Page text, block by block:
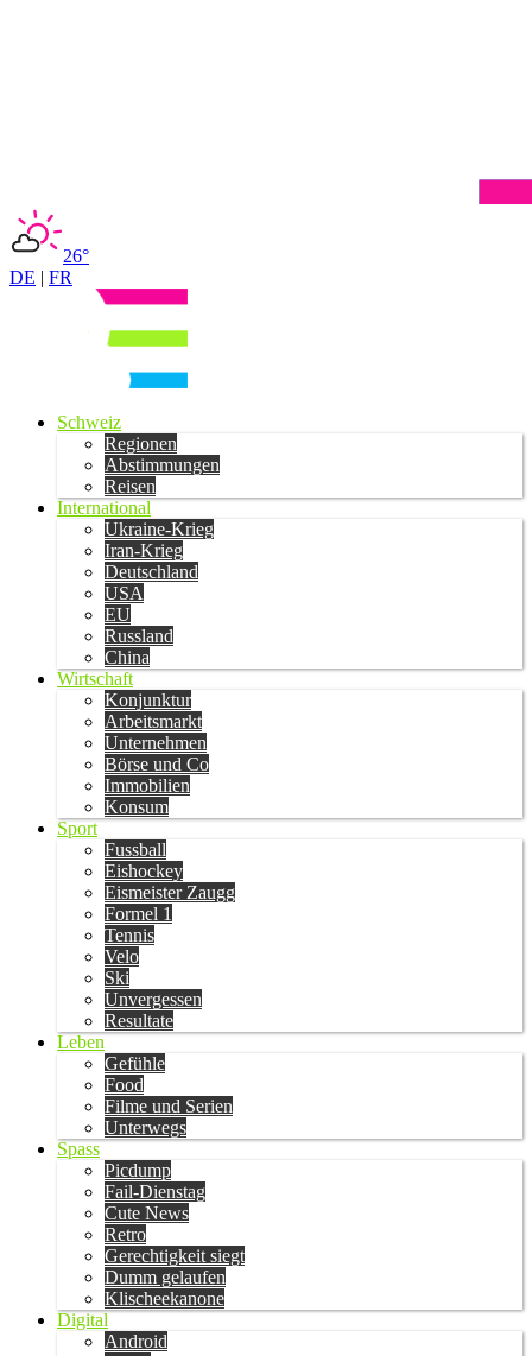
26°
DE | FR
Schweiz
Regionen
Abstimmungen
Reisen
International
Ukraine-Krieg
Iran-Krieg
Deutschland
USA
EU
Russland
China
Wirtschaft
Konjunktur
Arbeitsmarkt
Unternehmen
Börse und Co
Immobilien
Konsum
Sport
Fussball
Eishockey
Eismeister Zaugg
Formel 1
Tennis
Velo
Ski
Unvergessen
Resultate
Leben
Gefühle
Food
Filme und Serien
Unterwegs
Spass
Picdump
Fail-Dienstag
Cute News
Retro
Gerechtigkeit siegt
Dumm gelaufen
Klischeekanone
Digital
Android